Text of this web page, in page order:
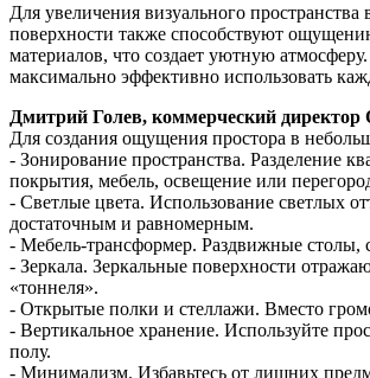
Для увеличения визуального
поверхности также способствуют
материалов, что создает уютную
максимально эффективно использовать
Дмитрий Голев, коммерческий
Для создания ощущения простора в
- Зонирование пространства. Разделение
покрытия, мебель, освещение или
- Светлые цвета. Использование светлых
достаточным и равномерным.
- Мебель-трансформер. Раздвижные столы,
- Зеркала. Зеркальные поверхности
«тоннеля».
- Открытые полки и стеллажи. Вместо
- Вертикальное хранение. Используйте
полу.
- Минимализм. Избавьтесь от лишних